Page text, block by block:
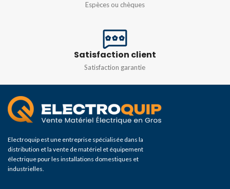
Espèces ou chèques
Satisfaction client
Satisfaction garantie
Electroquip est une entreprise spécialisée dans la
distribution et la vente de matériel et équipement
électrique pour les installations domestiques et
industrielles.